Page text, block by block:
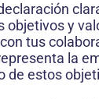
objetivos y
tus
la
de estos